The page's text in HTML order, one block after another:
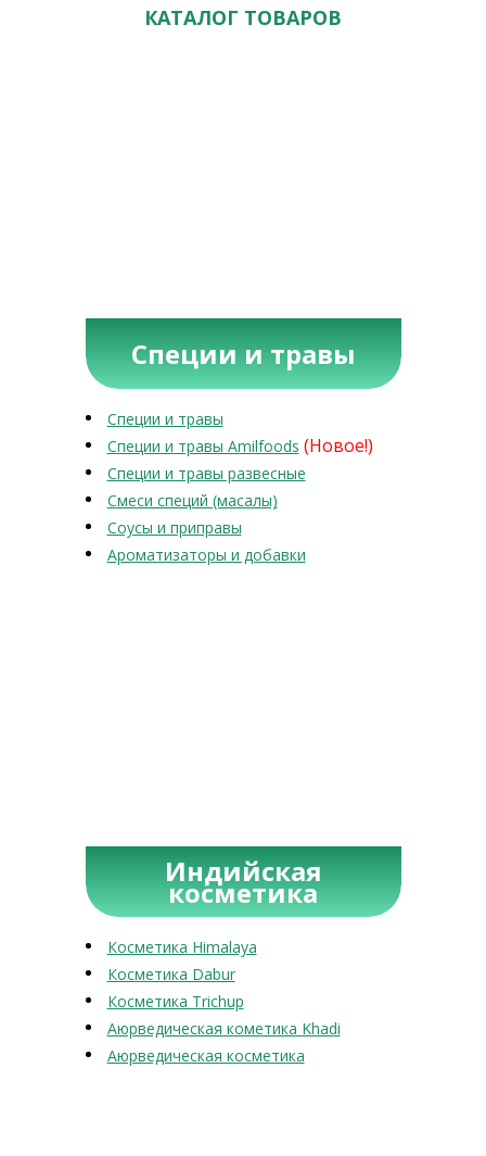
КАТАЛОГ ТОВАРОВ
Специи и травы
Специи и травы
Специи и травы Amilfoods (Новое!)
Специи и травы развесные
Смеси специй (масалы)
Соусы и приправы
Ароматизаторы и добавки
Индийская
косметика
Косметика Himalaya
Косметика Dabur
Косметика Trichup
Аюрведическая кометика Khadi
Аюрведическая косметика